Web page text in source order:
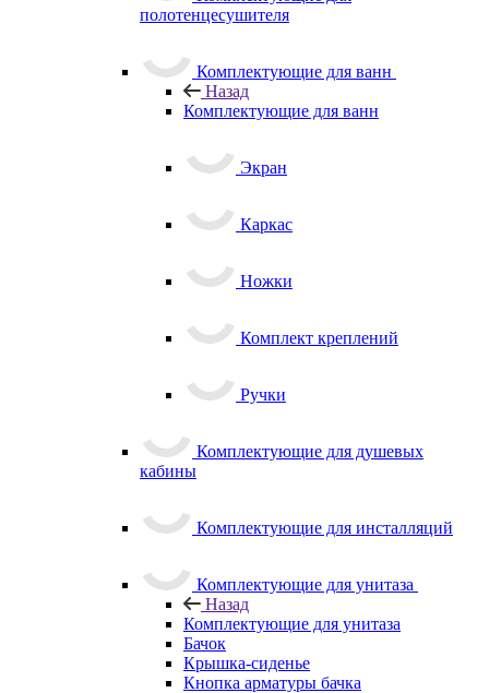
полотенцесушителя
Комплектующие для ванн
Назад
Комплектующие для ванн
Экран
Каркас
Ножки
Комплект креплений
Ручки
Комплектующие для душевых
кабины
Комплектующие для инсталляций
Комплектующие для унитаза
Назад
Комплектующие для унитаза
Бачок
Крышка-сиденье
Кнопка арматуры бачка